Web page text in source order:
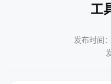
工
发布时间